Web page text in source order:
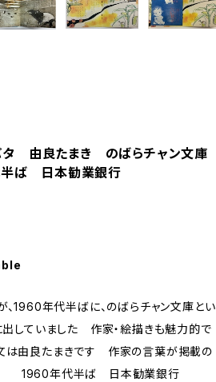
由良たまき のばらチャン文庫
ば 日本勧業銀行
1960年代半ばに、のばらチャン文庫とい
していました 作家・絵描きも魅力的で
は由良たまきです 作家の言葉が掲載の
り 1960年代半ば 日本勧業銀行